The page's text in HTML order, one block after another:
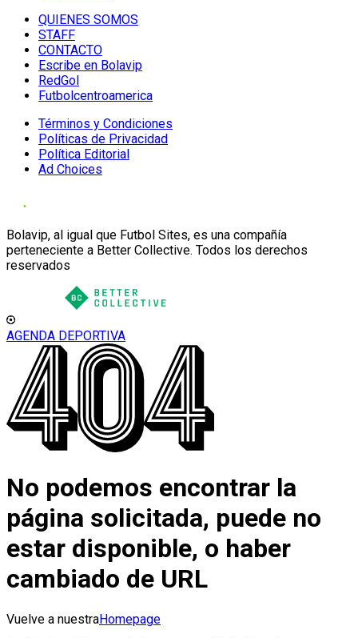
QUIENES SOMOS
STAFF
CONTACTO
Escribe en Bolavip
RedGol
Futbolcentroamerica
Términos y Condiciones
Políticas de Privacidad
Política Editorial
Ad Choices
Bolavip, al igual que Futbol Sites, es una compañía
perteneciente a Better Collective. Todos los derechos
reservados
AGENDA DEPORTIVA
No podemos encontrar la
página solicitada, puede no
estar disponible, o haber
cambiado de URL
Vuelve a nuestraHomepage